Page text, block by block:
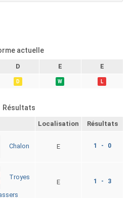
actuelle
D E E
D W L
Résultats
Localisation Résultats
Chalon E 1 - 0
Troyes
E 1 - 3